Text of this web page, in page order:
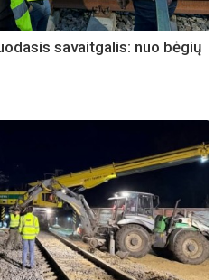
savaitgalis: nuo bėgių